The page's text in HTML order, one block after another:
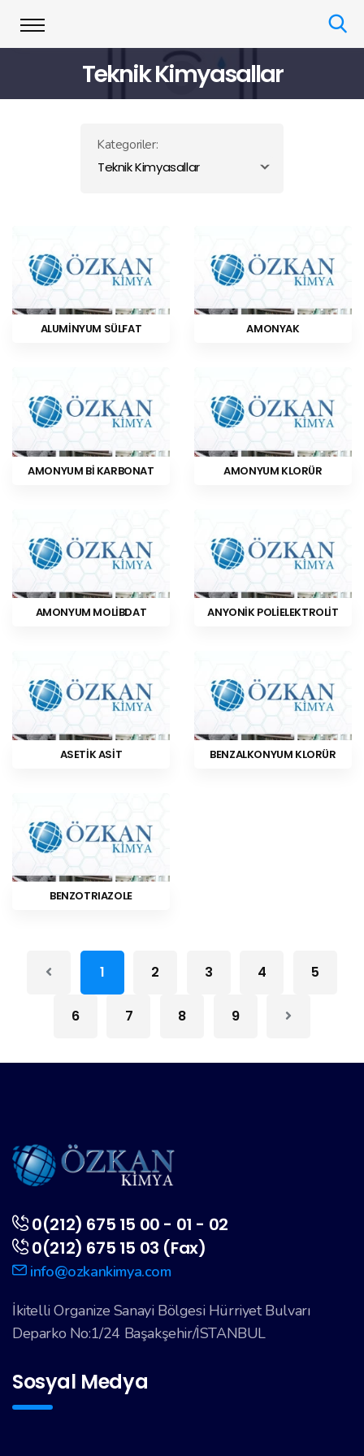
Teknik Kimyasallar
Kategoriler:
Teknik Kimyasallar
ALUMİNYUM SÜLFAT AMONYAK
AMONYUM Bİ KARBONAT AMONYUM KLORÜR
AMONYUM MOLİBDAT ANYONİK POLİELEKTROLİT
ASETİK ASİT BENZALKONYUM KLORÜR
BENZOTRIAZOLE
1 2 3 4 5
6 7 8 9
0(212) 675 15 00 - 01 - 02
0(212) 675 15 03 (Fax)
info@ozkankimya.com
İkitelli Organize Sanayi Bölgesi Hürriyet Bulvarı
Deparko No:1/24 Başakşehir/İSTANBUL
Sosyal Medya